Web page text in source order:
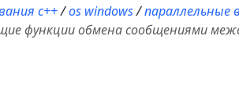
c++/os windows/параллельные
функции обмена сообщениями